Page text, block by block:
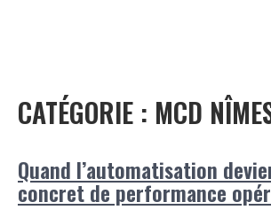
CATÉGORIE : MCD
Quand l’automatisation
concret de performance